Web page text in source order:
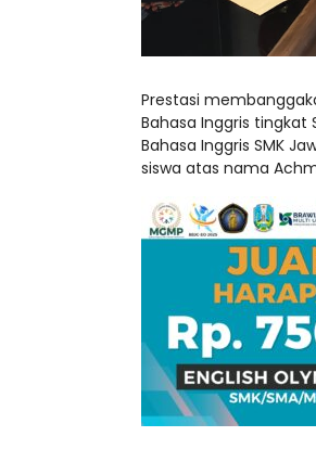
Prestasi
Bahasa Inggris tingkat
Bahasa Inggris SMK
siswa atas nama